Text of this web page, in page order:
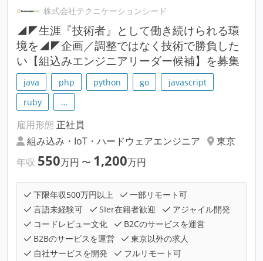
株式会社テクニケーションシード
◢◤生涯『技術者』として働き続けられる環
境を◢◤企画／調整ではなく技術で勝負した
い【組込みエンジニアリーダー候補】を募集
java php python go
javascript
ruby
…
雇用形態 正社員
組み込み・IoT・ハードウェアエンジニア
東京
年収 550万円 〜 1,200万円
下限年収500万円以上
一部リモート可
言語未経験可
SIer在籍者歓迎
アジャイル開発
コードレビュー文化
B2Cのサービスを運営
B2Bのサービスを運営
東京以外の求人
自社サービスを開発
フルリモート可